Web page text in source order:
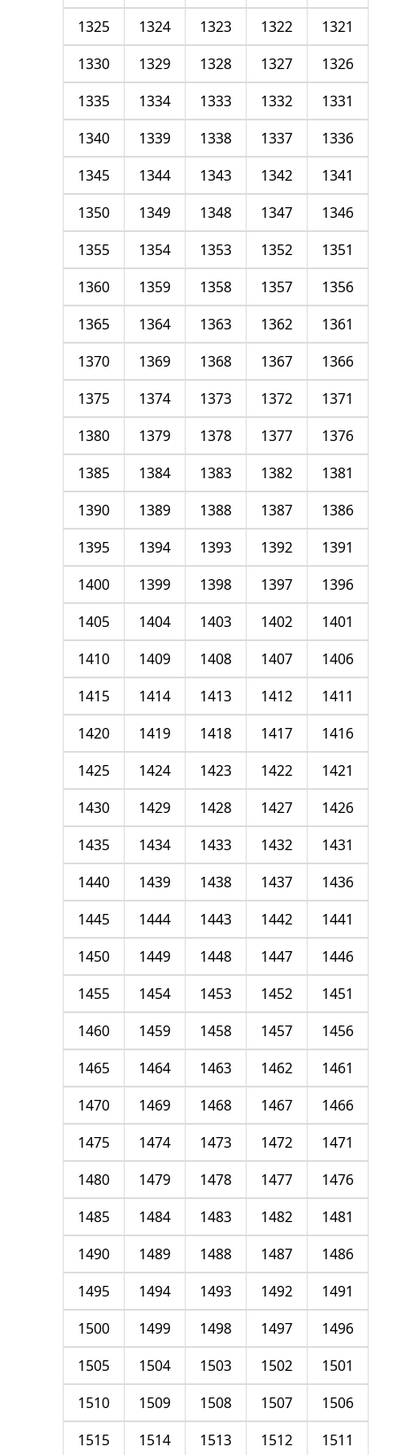
1321
1322
1323
1324
1325
1326
1327
1328
1329
1330
1331
1332
1333
1334
1335
1336
1337
1338
1339
1340
1341
1342
1343
1344
1345
1346
1347
1348
1349
1350
1351
1352
1353
1354
1355
1356
1357
1358
1359
1360
1361
1362
1363
1364
1365
1366
1367
1368
1369
1370
1371
1372
1373
1374
1375
1376
1377
1378
1379
1380
1381
1382
1383
1384
1385
1386
1387
1388
1389
1390
1391
1392
1393
1394
1395
1396
1397
1398
1399
1400
1401
1402
1403
1404
1405
1406
1407
1408
1409
1410
1411
1412
1413
1414
1415
1416
1417
1418
1419
1420
1421
1422
1423
1424
1425
1426
1427
1428
1429
1430
1431
1432
1433
1434
1435
1436
1437
1438
1439
1440
1441
1442
1443
1444
1445
1446
1447
1448
1449
1450
1451
1452
1453
1454
1455
1456
1457
1458
1459
1460
1461
1462
1463
1464
1465
1466
1467
1468
1469
1470
1471
1472
1473
1474
1475
1476
1477
1478
1479
1480
1481
1482
1483
1484
1485
1486
1487
1488
1489
1490
1491
1492
1493
1494
1495
1496
1497
1498
1499
1500
1501
1502
1503
1504
1505
1506
1507
1508
1509
1510
1511
1512
1513
1514
1515